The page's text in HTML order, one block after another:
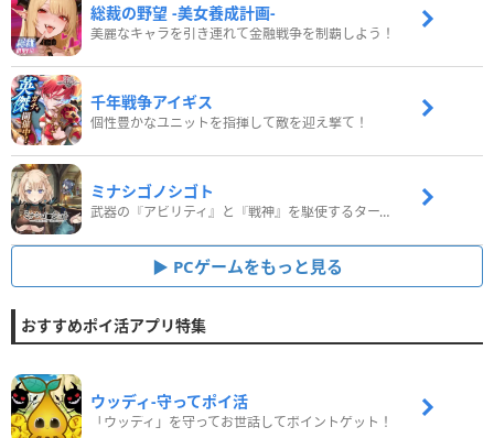
総裁の野望 -美女養成計画-
美麗なキャラを引き連れて金融戦争を制覇しよう！
千年戦争アイギス
個性豊かなユニットを指揮して敵を迎え撃て！
ミナシゴノシゴト
武器の『アビリティ』と『戦神』を駆使するターン制コマンドバトルRPG！
PCゲームをもっと見る
おすすめポイ活アプリ特集
ウッディ‐守ってポイ活
「ウッディ」を守ってお世話してポイントゲット！